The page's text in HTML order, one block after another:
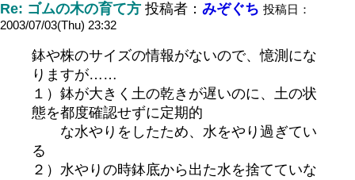
Re: ゴムの木の育て方 投稿者： みぞぐち 投稿日：
2003/07/03(Thu) 23:32
鉢や株のサイズの情報がないので、憶測にな
りますが……
１）鉢が大きく土の乾きが遅いのに、土の状
態を都度確認せずに定期的
な水やりをしたため、水をやり過ぎてい
る
２）水やりの時鉢底から出た水を捨てていな